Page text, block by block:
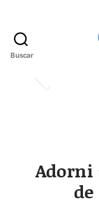
Buscar
Adorni